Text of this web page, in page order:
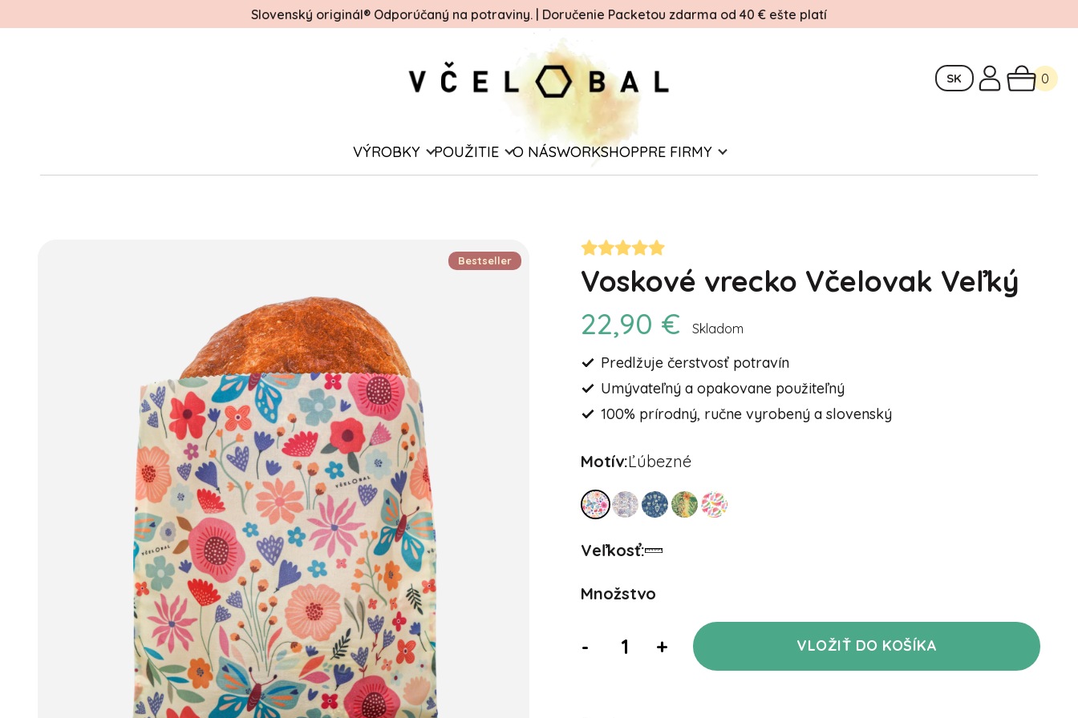
Slovenský originál® Odporúčaný na potraviny. | Doručenie Packetou zdarma od 40 € ešte platí
SK 0
VÝROBKY POUŽITIE O NÁSWORKSHOPPRE FIRMY
Bestseller
Voskové vrecko Včelovak Veľký
22,90 €
Skladom
Predlžuje čerstvosť potravín
Umývateľný a opakovane použiteľný
100% prírodný, ručne vyrobený a slovenský
Motív:Ľúbezné
Veľkosť:
Množstvo
- + VLOŽIŤ DO KOŠÍKA